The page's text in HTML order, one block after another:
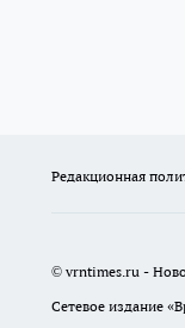
Редакционная
© vrntimes.ru -
Сетевое издание